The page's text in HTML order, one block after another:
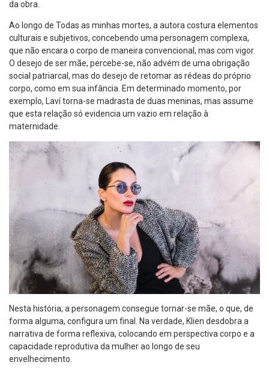
da obra.
Ao longo de Todas as minhas mortes, a autora costura elementos
culturais e subjetivos, concebendo uma personagem complexa,
que não encara o corpo de maneira convencional, mas com vigor.
O desejo de ser mãe, percebe-se, não advém de uma obrigação
social patriarcal, mas do desejo de retomar as rédeas do próprio
corpo, como em sua infância. Em determinado momento, por
exemplo, Laví torna-se madrasta de duas meninas, mas assume
que esta relação só evidencia um vazio em relação à
maternidade.
Nesta história, a personagem consegue tornar-se mãe, o que, de
forma alguma, configura um final. Na verdade, Klien desdobra a
narrativa de forma reflexiva, colocando em perspectiva corpo e a
capacidade reprodutiva da mulher ao longo de seu
envelhecimento.